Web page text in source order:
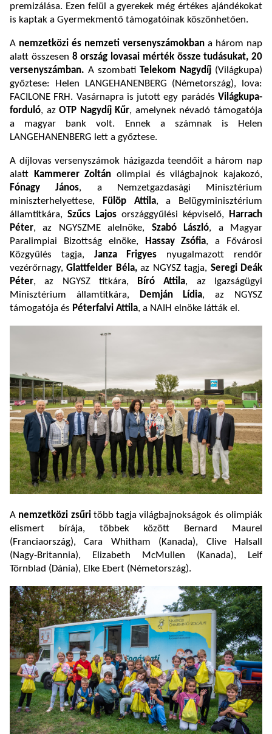
premizálása. Ezen felül a gyerekek még értékes ajándékokat
is kaptak a Gyermekmentő támogatóinak köszönhetően.
A nemzetközi és nemzeti versenyszámokban a három nap
alatt összesen 8 ország lovasai mérték össze tudásukat, 20
versenyszámban. A szombati Telekom Nagydíj (Világkupa)
győztese: Helen LANGEHANENBERG (Németország), lova:
FACILONE FRH. Vasárnapra is jutott egy parádés Világkupa-
forduló, azOTP Nagydíj Kűr, amelynek névadó támogatója
a magyar bank volt. Ennek a számnak is Helen
LANGEHANENBERG lett a győztese.
A díjlovas versenyszámok házigazda teendőit a három nap
alatt
Kammerer Zoltán olimpiai és világbajnok kajakozó,
Fónagy János, a Nemzetgazdasági Minisztérium
miniszterhelyettese,
Fülöp Attila, a Belügyminisztérium
államtitkára, Szűcs Lajos országgyűlési képviselő,
Harrach
Péter, az NGYSZME alelnöke, Szabó László, a Magyar
Paralimpiai Bizottság elnöke,
Hassay Zsófia, a Fővárosi
Közgyűlés tagja, Janza Frigyes nyugalmazott rendőr
vezérőrnagy,Glattfelder Béla,az NGYSZ tagja, Seregi Deák
Péter, az NGYSZ titkára, Bíró Attila, az Igazságügyi
Minisztérium államtitkára, Demján Lídia, az NGYSZ
támogatója és Péterfalvi Attila, a NAIH elnöke látták el.
A nemzetközi zsűritöbb tagja világbajnokságok és olimpiák
elismert bírája, többek között Bernard Maurel
(Franciaország), Cara Whitham (Kanada), Clive Halsall
(Nagy-Britannia), Elizabeth McMullen (Kanada), Leif
Törnblad (Dánia), Elke Ebert (Németország).